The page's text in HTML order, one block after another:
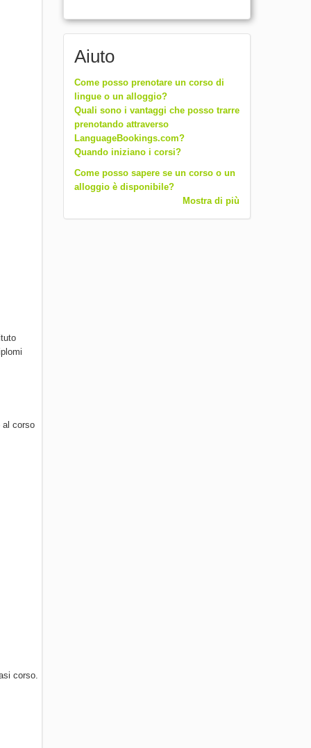
al corso
corso.
Aiuto
Come posso prenotare un corso di
lingue o un alloggio?
Quali sono i vantaggi che posso trarre
prenotando attraverso
LanguageBookings.com?
Quando iniziano i corsi?
Come posso sapere se un corso o un
alloggio è disponibile?
Mostra di più